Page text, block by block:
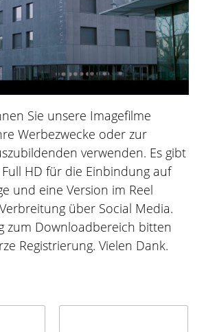
Sie unsere Imagefilme
Werbezwecke oder zur
verwenden. Es gibt
HD für die Einbindung auf
und eine Version im Reel
über Social Media.
zum Downloadbereich bitten
Registrierung. Vielen Dank.